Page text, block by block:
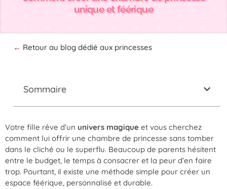
unique et féérique
← Retour au blog dédié aux princesses
Sommaire
Votre fille rêve d’un univers magique et vous cherchez
comment lui offrir une chambre de princesse sans tomber
dans le cliché ou le superflu. Beaucoup de parents hésitent
entre le budget, le temps à consacrer et la peur d’en faire
trop. Pourtant, il existe une méthode simple pour créer un
espace féérique, personnalisé et durable.